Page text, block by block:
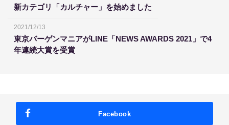
新カテゴリ「カルチャー」を始めました
2021/12/13
東京バーゲンマニアがLINE「NEWS AWARDS 2021」で4
年連続大賞を受賞
Facebook